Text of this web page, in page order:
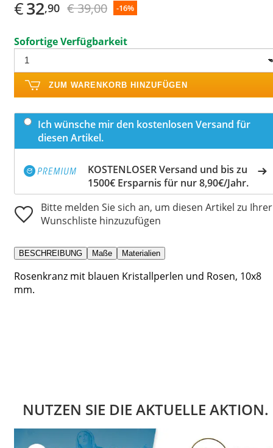
€32,90 € 39,00 -16%
Sofortige Verfügbarkeit
ZUM WARENKORB HINZUFÜGEN
Ich wünsche mir den kostenlosen Versand für
diesen Artikel.
KOSTENLOSER Versand und bis zu
1500€ Ersparnis für nur 8,90€/Jahr.
Bitte melden Sie sich an, um diesen Artikel zu Ihrer
Wunschliste hinzuzufügen
BESCHREIBUNG Maße Materialien
Rosenkranz mit blauen Kristallperlen und Rosen, 10x8
mm.
NUTZEN SIE DIE AKTUELLE AKTION.